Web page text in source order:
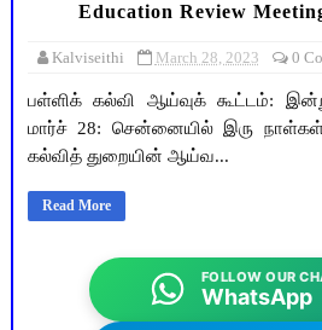
Education Review
Kalviseithi March 28, 2023 0
பள்ளிக் கல்வி ஆய்வுக் கூட்டம்:
மார்ச் 28: சென்னையில் இரு
கல்வித் துறையின் ஆய்வ...
Read More
FOLLOW OUR
WhatsApp